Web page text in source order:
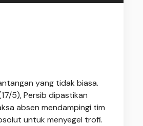
yang tidak biasa.
5), Persib dipastikan
absen mendampingi tim
untuk menyegel trofi.